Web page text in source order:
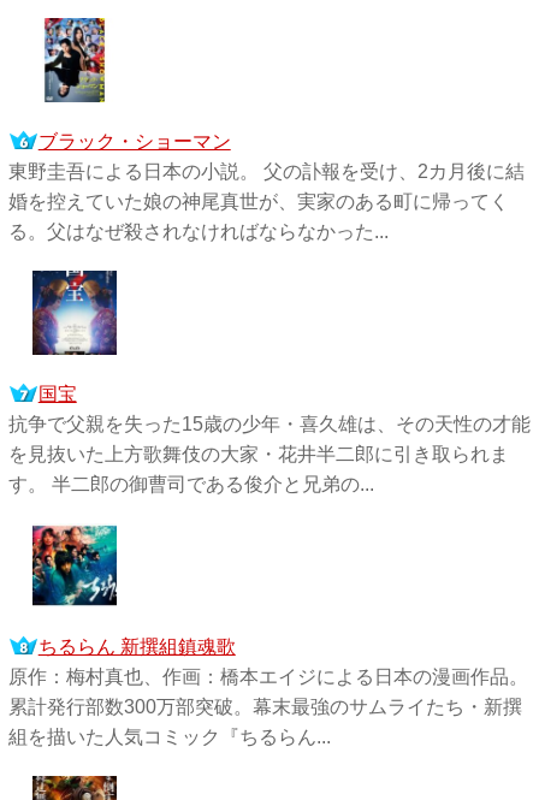
ブラック・ショーマン
東野圭吾による日本の小説。 父の訃報を受け、2カ月後に結
婚を控えていた娘の神尾真世が、実家のある町に帰ってく
る。父はなぜ殺されなければならなかった...
国宝
抗争で父親を失った15歳の少年・喜久雄は、その天性の才能
を見抜いた上方歌舞伎の大家・花井半二郎に引き取られま
す。 半二郎の御曹司である俊介と兄弟の...
ちるらん 新撰組鎮魂歌
原作：梅村真也、作画：橋本エイジによる日本の漫画作品。
累計発行部数300万部突破。幕末最強のサムライたち・新撰
組を描いた人気コミック『ちるらん...